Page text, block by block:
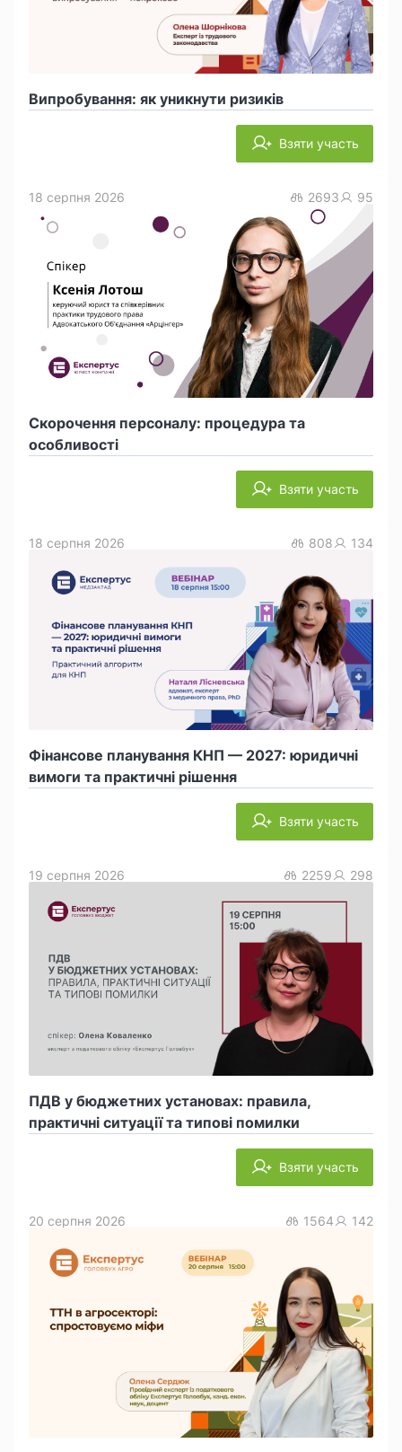
Випробування: як уникнути ризиків
Взяти участь
Скорочення персоналу: процедура та
особливості
18 серпня 2026 2693 95
Взяти участь
Фінансове планування КНП — 2027: юридичні
вимоги та практичні рішення
18 серпня 2026 808 134
Взяти участь
ПДВ у бюджетних установах: правила,
практичні ситуації та типові помилки
19 серпня 2026 2259 298
Взяти участь
20 серпня 2026 1564 142